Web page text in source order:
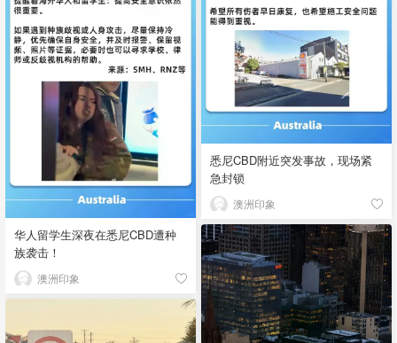
悉尼CBD附近突发事故，现场紧
急封锁
澳洲印象
华人留学生深夜在悉尼CBD遭种
族袭击！
澳洲印象